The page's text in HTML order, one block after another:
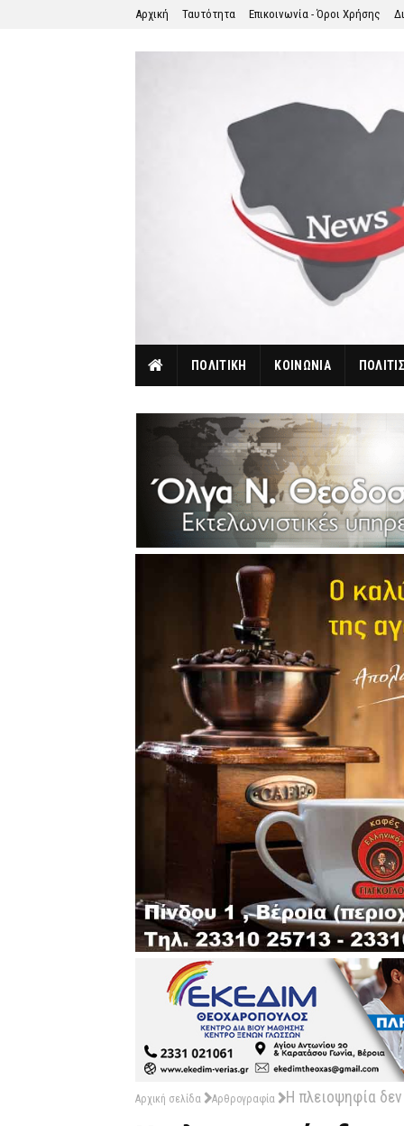
Αρχική Ταυτότητα Επικοινωνία - Όροι Χρήσης
ΠΟΛΙΤΙΚΗ ΚΟΙΝΩΝΙΑ
Αρχική σελίδα Αρθρογραφία Η πλειοψηφία